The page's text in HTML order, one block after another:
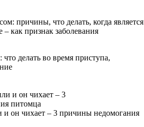
причины, что делать, когда является
как признак заболевания
что делать во время приступа,
и он чихает – 3 причины недомогания